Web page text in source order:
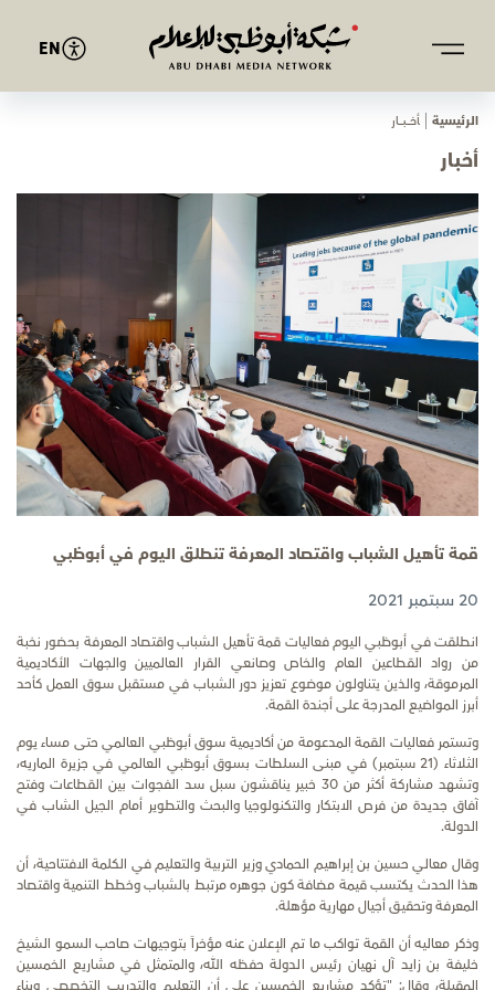
EN
الرئيسية ﺄﺧـــﺒـــﺎر
أخبار
قمة تأهيل الشباب واقتصاد المعرفة تنطلق اليوم في أبوظبي
20 سبتمبر 2021
انطلقت في أبوظبي اليوم فعاليات قمة تأهيل الشباب واقتصاد المعرفة بحضور نخبة
من رواد القطاعين العام والخاص وصانعي القرار العالميين والجهات الأكاديمية
المرموقة، والذين يتناولون موضوع تعزيز دور الشباب في مستقبل سوق العمل كأحد
أبرز المواضيع المدرجة على أجندة القمة.
وتستمر فعاليات القمة المدعومة من أكاديمية سوق أبوظبي العالمي حتى مساء يوم
الثلاثاء (21 سبتمبر) في مبنى السلطات بسوق أبوظبي العالمي في جزيرة الماريه،
وتشهد مشاركة أكثر من 30 خبير يناقشون سبل سد الفجوات بين القطاعات وفتح
آفاق جديدة من فرص الابتكار والتكنولوجيا والبحث والتطوير أمام الجيل الشاب في
الدولة.
وقال معالي حسين بن إبراهيم الحمادي وزير التربية والتعليم في الكلمة الافتتاحية، أن
هذا الحدث يكتسب قيمة مضافة كون جوهره مرتبط بالشباب وخطط التنمية واقتصاد
المعرفة وتحقيق أجيال مهارية مؤهلة.
وذكر معاليه أن القمة تواكب ما تم الإعلان عنه مؤخراً بتوجيهات صاحب السمو الشيخ
خليفة بن زايد آل نهيان رئيس الدولة حفظه الله، والمتمثل في مشاريع الخمسين